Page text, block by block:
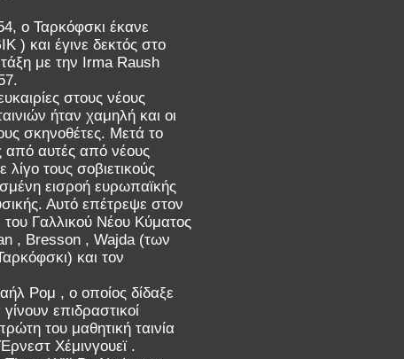
ο Ταρκόφσκι έκανε
) και έγινε δεκτός στο
με την Irma Raush
στους νέους
ήταν χαμηλή και οι
σκηνοθέτες. Μετά το
από αυτές από νέους
τους σοβιετικούς
εισροή ευρωπαϊκής
Αυτό επέτρεψε στον
του Γαλλικού Νέου Κύματος
, Bresson , Wajda (των
και τον
Ρομ , ο οποίος δίδαξε
επιδραστικοί
του μαθητική ταινία
Χέμινγουεϊ .